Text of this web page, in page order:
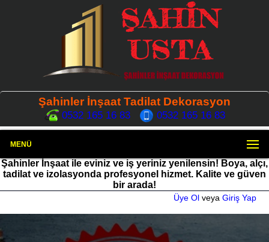
Şahinler İnşaat Tadilat Dekorasyon
0532 165 16 83 0532 165 16 83
MENÜ
Şahinler İnşaat ile eviniz ve iş yeriniz yenilensin! Boya, alçı,
tadilat ve izolasyonda profesyonel hizmet. Kalite ve güven
bir arada!
Üye Ol veya Giriş Yap